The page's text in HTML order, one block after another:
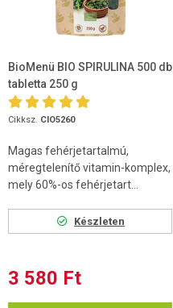
BioMenü BIO SPIRULINA 500 db
tabletta 250 g
Cikksz. CIO5260
Magas fehérjetartalmú,
méregtelenítő vitamin-komplex,
mely 60%-os fehérjetart...
Készleten
3 580 Ft